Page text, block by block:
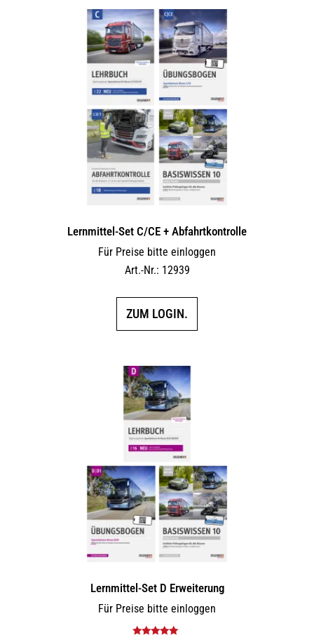
Lernmittel-Set C/CE + Abfahrtkontrolle
Für Preise bitte einloggen
Art.-Nr.: 12939
ZUM LOGIN.
Lernmittel-Set D Erweiterung
Für Preise bitte einloggen